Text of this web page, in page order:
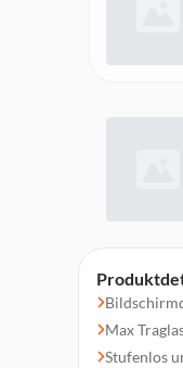
Max
Stufenlos